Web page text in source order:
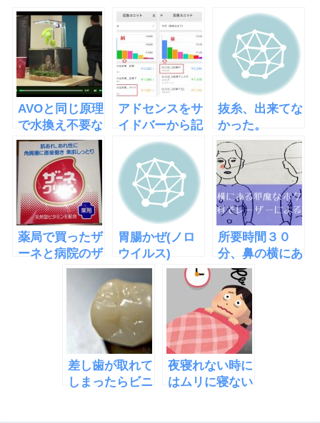
AVOと同じ原理
で水換え不要な
水槽
「EcoQube
C」
アドセンスをサ
イドバーから記
事中に移したら
収益が倍になっ
た
抜糸、出来てな
かった。
薬局で買ったザ
ーネと病院のザ
ーネは違う件
胃腸かぜ(ノロ
ウイルス)
所要時間３０
分、鼻の横にあ
る邪魔なホクロ
をレーザーで除
去
差し歯が取れて
しまったらビニ
夜寝れない時に
はムリに寝ない